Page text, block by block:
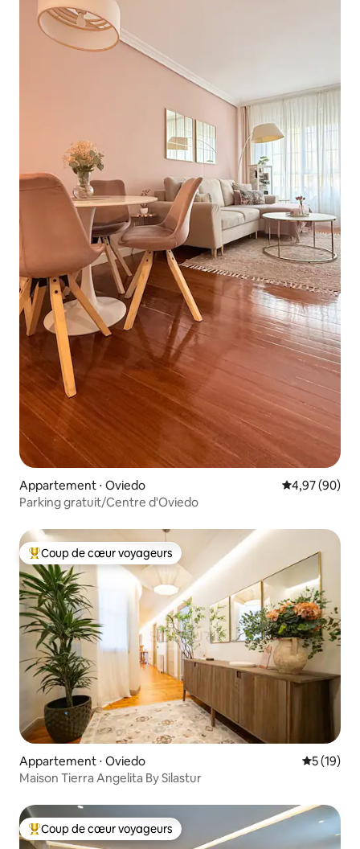
indiquez une heure, nous serons à la
maison à attendre. Des estimations
d'arrivée inexactes peuvent parfois nous
gâcher tout un après-midi. Nous vous
serions donc reconnaissants de bien
vouloir traiter notre temps avec autant
de considération que nous traitons le
vôtre :-) *NOUS N'ACCEPTONS PAS LES
ARRIVÉES APRÈS 22 heures, mais si un
événement IMPRÉVU survient le jour
même et vous retarde, les arrivées
tardives après 22 heures entraînent des
frais de 30 €.
Appartement ⋅ Oviedo Évaluation
4,97 (90)
Parking gratuit/Centre d'Oviedo
Coups de cœur voyageurs les plus appréciés
Coup de cœur voyageurs
Appartement ⋅ Oviedo
5 (19)
Maison Tierra Angelita By Silastur
Coups de cœur voyageurs les plus appréciés
Coup de cœur voyageurs